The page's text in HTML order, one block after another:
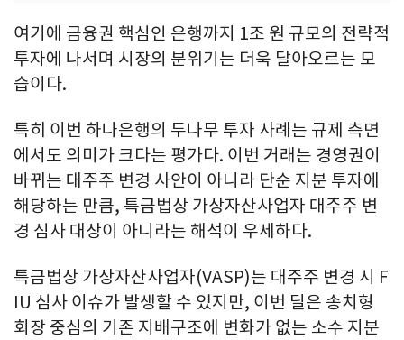
여기에 금융권 핵심인 은행까지 1조 원 규모의 전략적
투자에 나서며 시장의 분위기는 더욱 달아오르는 모
습이다.
특히 이번 하나은행의 두나무 투자 사례는 규제 측면
에서도 의미가 크다는 평가다. 이번 거래는 경영권이
바뀌는 대주주 변경 사안이 아니라 단순 지분 투자에
해당하는 만큼, 특금법상 가상자산사업자 대주주 변
경 심사 대상이 아니라는 해석이 우세하다.
특금법상 가상자산사업자(VASP)는 대주주 변경 시 F
IU 심사 이슈가 발생할 수 있지만, 이번 딜은 송치형
회장 중심의 기존 지배구조에 변화가 없는 소수 지분